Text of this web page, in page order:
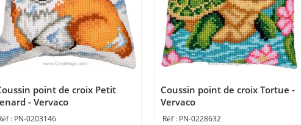
point de croix Petit
- Vervaco
PN-0203146
Coussin point de croix Tortue -
Vervaco
PN-0228632